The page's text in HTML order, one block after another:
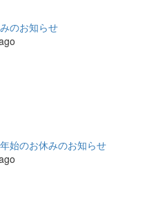
のお知らせ
始のお休みのお知らせ